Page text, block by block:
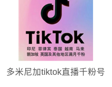
多米尼加tiktok直播千粉号